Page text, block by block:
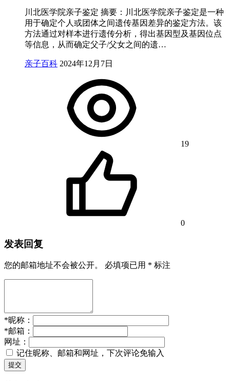
川北医学院亲子鉴定 摘要：川北医学院亲子鉴定是一种
用于确定个人或团体之间遗传基因差异的鉴定方法。该
方法通过对样本进行遗传分析，得出基因型及基因位点
等信息，从而确定父子/父女之间的遗…
亲子百科 2024年12月7日
19
0
发表回复
您的邮箱地址不会被公开。 必填项已用 * 标注
*昵称：
*邮箱：
网址：
记住昵称、邮箱和网址，下次评论免输入
提交